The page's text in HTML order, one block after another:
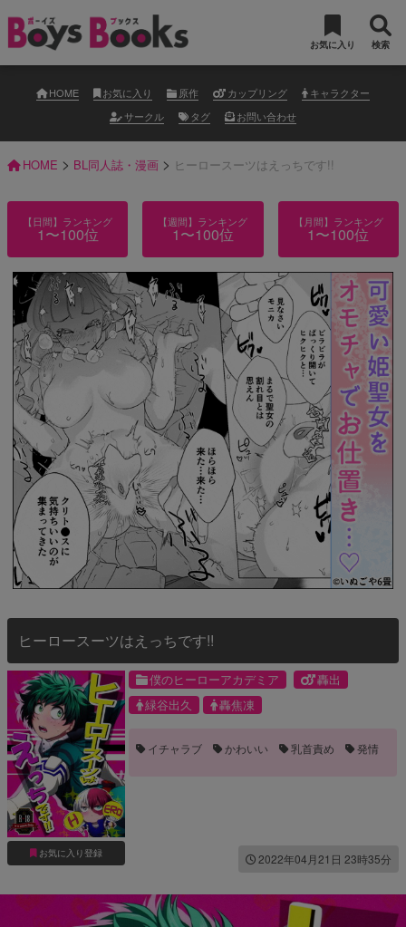
お気に入り 検索
HOME お気に入り 原作 カップリング
キャラクター
サークル
タグ お問い合わせ
HOME > BL同人誌・漫画 > ヒーロースーツはえっちです!!
【日間】ランキング
1〜100位
【週間】ランキング
1〜100位
【月間】ランキング
1〜100位
ヒーロースーツはえっちです!!
お気に入り登録
僕のヒーローアカデミア
轟出
緑谷出久
轟焦凍
イチャラブ かわいい 乳首責め 発情
2022年04月21日 23時35分